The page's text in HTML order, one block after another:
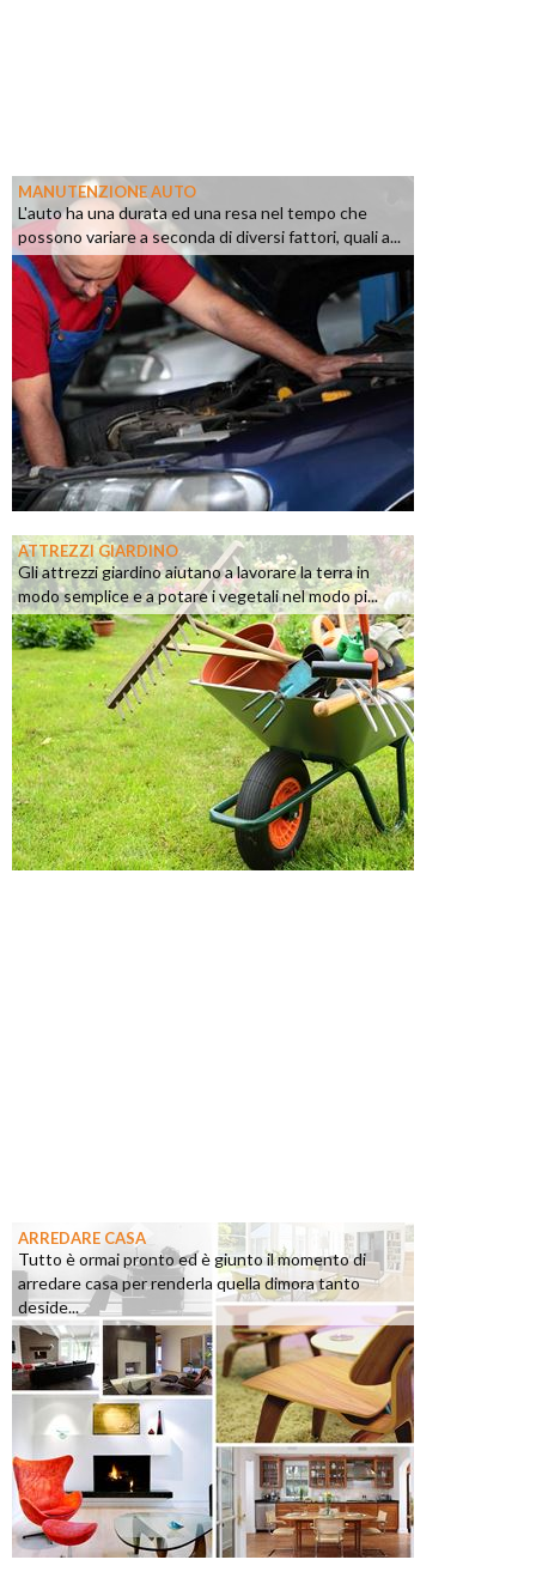
MANUTENZIONE AUTO
L'auto ha una durata ed una resa nel tempo che
possono variare a seconda di diversi fattori, quali a...
ATTREZZI GIARDINO
Gli attrezzi giardino aiutano a lavorare la terra in
modo semplice e a potare i vegetali nel modo pi...
ARREDARE CASA
Tutto è ormai pronto ed è giunto il momento di
arredare casa per renderla quella dimora tanto
deside...